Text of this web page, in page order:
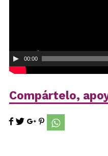
00:00
Compártelo,